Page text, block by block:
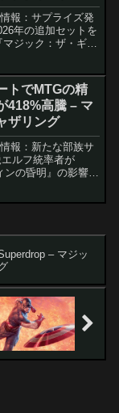
報：サプライズ発
年の追加セットを
ジック：ザ・ギャ
に判明している
トでMTGの精
418%高騰 – マ
ザリング
報：新たな部族サ
ルフ統率者が
の昏明』の影響に
– マジッ